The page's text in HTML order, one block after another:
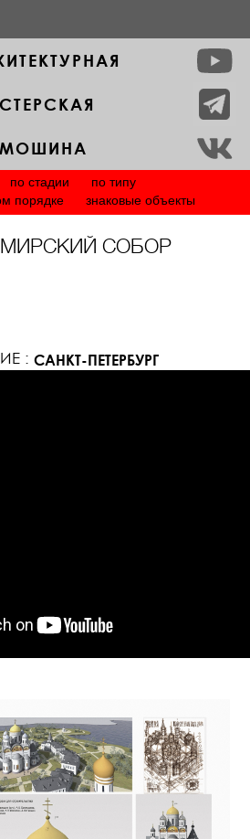
по стадии
по типу
порядке
знаковые объекты
СОБОР
:САНКТ-ПЕТЕРБУРГ